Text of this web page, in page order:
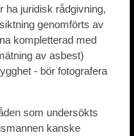
ha juridisk rådgivning,
genomförts av
kompletterad med
av asbest)
- bör fotografera
som undersökts
kanske